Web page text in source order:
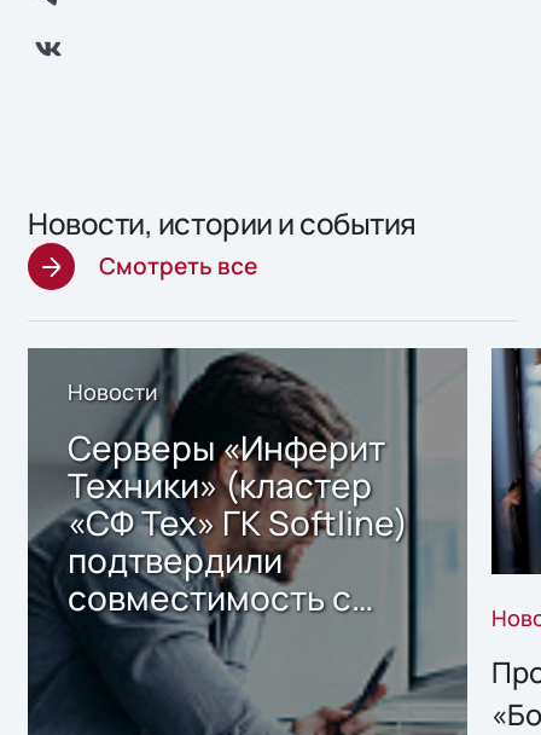
Новости, истории и события
Смотреть все
Новости
Серверы «Инферит
Техники» (кластер
«СФ Тех» ГК Softline)
подтвердили
совместимость с
решением Sharx
Storage 2.x для
хранения данных